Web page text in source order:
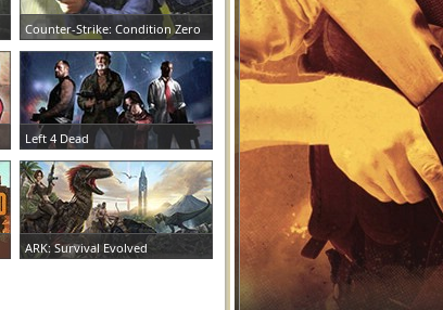
Counter-Strike: Condition Zero
ЗАКАЗАТЬ СЕРВЕР
Left 4 Dead
ЗАКАЗАТЬ СЕРВЕР
ARK: Survival Evolved